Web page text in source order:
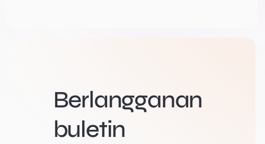
Berlangganan
buletin